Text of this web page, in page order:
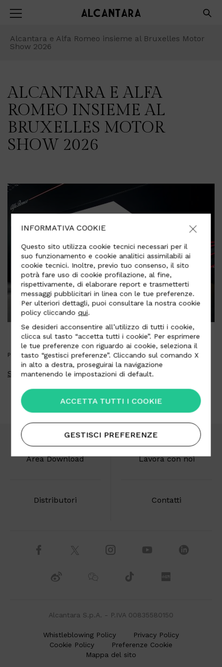
Alcantara e Alfa Romeo insieme al Bruxelles Motor
Show 2026
ALCANTARA E ALFA
ROMEO INSIEME AL
BRUXELLES MOTOR
SHOW 2026
PRESS KIT
Scarica press kit
Area Download Lavora con noi
Distributori Contatti
Alcantara S.p.A. - P.IVA 00835580150
Whistleblowing Policy
Privacy Policy
Cookie Policy
Preferenze Cookie
Mappa del sito
INFORMATIVA COOKIE
Questo sito utilizza cookie tecnici necessari per il
suo funzionamento e cookie analitici assimilabili ai
cookie tecnici. Inoltre, previo tuo consenso, il sito
potrà fare uso di cookie profilazione, al fine,
rispettivamente, di elaborare report e trasmetterti
messaggi pubblicitari in linea con le tue preferenze.
Per ulteriori dettagli, puoi consultare la nostra cookie
policy cliccando qui.
Se desideri acconsentire all’utilizzo di tutti i cookie,
clicca sul tasto “accetta tutti i cookie”. Per esprimere
le tue preferenze con riguardo ai cookie, seleziona il
tasto “gestisci preferenze”. Cliccando sul comando X
in alto a destra, proseguirai la navigazione
mantenendo le impostazioni di default.
ACCETTA TUTTI I COOKIE
GESTISCI PREFERENZE